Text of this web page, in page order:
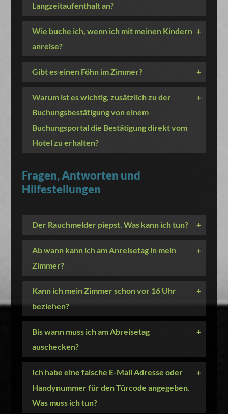
Langzeitaufenthalt an?
Wie buche ich, wenn ich mit meinen Kindern
anreise?
+
Gibt es einen Föhn im Zimmer? +
Warum ist es wichtig, zusätzlich zu der
Buchungsbestätigung von einem
Buchungsportal die Bestätigung direkt vom
Hotel zu erhalten?
+
Fragen, Antworten und
Hilfestellungen
Der Rauchmelder piepst. Was kann ich tun? +
Ab wann kann ich am Anreisetag in mein
Zimmer?
+
Kann ich mein Zimmer schon vor 16 Uhr
beziehen?
+
Bis wann muss ich am Abreisetag
auschecken?
+
Ich habe eine falsche E-Mail Adresse oder
Handynummer für den Türcode angegeben.
Was muss ich tun?
+